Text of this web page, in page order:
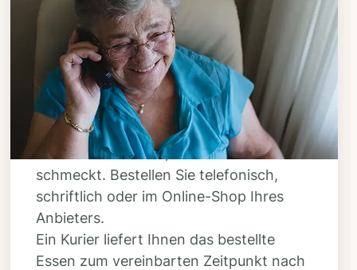
Schritt 3
Bestellen & liefern
lassen
Suchen Sie sich aus dem Speiseplan
Ihres Anbieters aus, was Ihnen
schmeckt. Bestellen Sie telefonisch,
schriftlich oder im Online-Shop Ihres
Anbieters.
Ein Kurier liefert Ihnen das bestellte
Essen zum vereinbarten Zeitpunkt nach